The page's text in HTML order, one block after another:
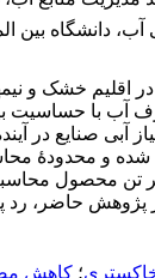
دانشگاه بین‏
در اقلیم خشک و
آب با
آبی صنایع در
5/14 مترمکعب بر تن محاسبه شده و
؛ کاهش